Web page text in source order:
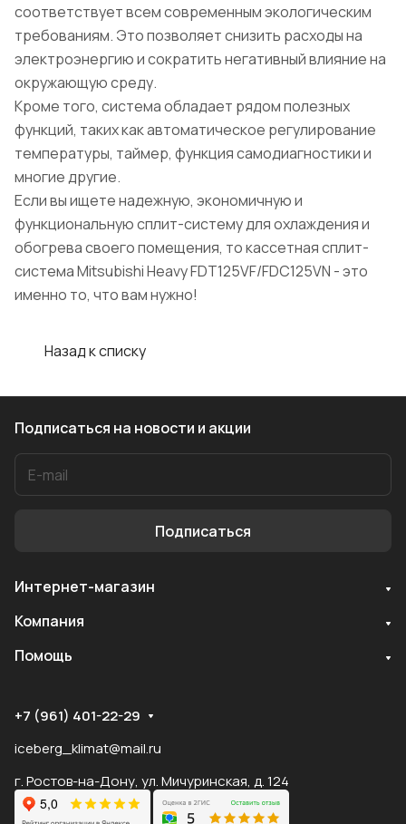
соответствует всем современным экологическим
требованиям. Это позволяет снизить расходы на
электроэнергию и сократить негативный влияние на
окружающую среду.
Кроме того, система обладает рядом полезных
функций, таких как автоматическое регулирование
температуры, таймер, функция самодиагностики и
многие другие.
Если вы ищете надежную, экономичную и
функциональную сплит-систему для охлаждения и
обогрева своего помещения, то кассетная сплит-
система Mitsubishi Heavy FDT125VF/FDC125VN - это
именно то, что вам нужно!
Назад к списку
Подписаться на новости и акции
Подписаться
Интернет-магазин
Компания
Помощь
+7 (961) 401-22-29
iceberg_klimat@mail.ru
г. Ростов-на-Дону, ул. Мичуринская, д. 124